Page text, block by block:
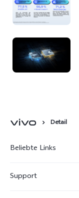
Detail
Beliebte Links
Support